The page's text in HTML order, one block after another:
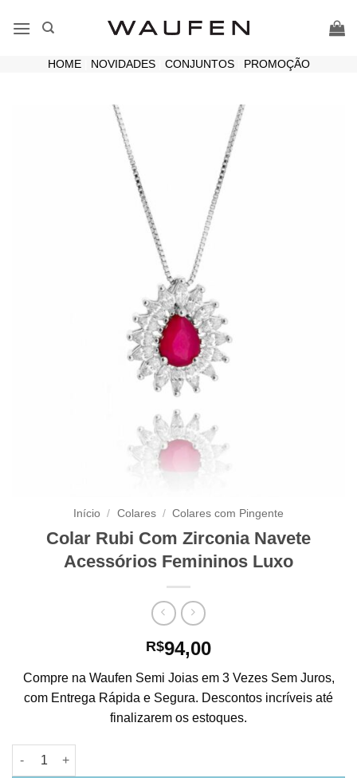
HOME| NOVIDADES| CONJUNTOS| PROMOÇÃO
Início / Colares / Colares com Pingente
Colar Rubi Com Zirconia Navete
Acessórios Femininos Luxo
R$94,00
Compre na Waufen Semi Joias em 3 Vezes Sem Juros,
com Entrega Rápida e Segura. Descontos incríveis até
finalizarem os estoques.
Colar Rubi Com Zirconia Navete Acessórios Femininos Luxo